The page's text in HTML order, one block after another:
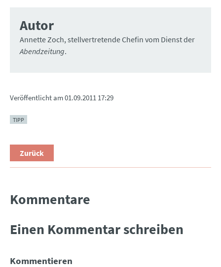
Autor
Annette Zoch, stellvertretende Chefin vom Dienst der
Abendzeitung.
Veröffentlicht am01.09.2011 17:29
TIPP
Zurück
Kommentare
Einen Kommentar schreiben
Kommentieren